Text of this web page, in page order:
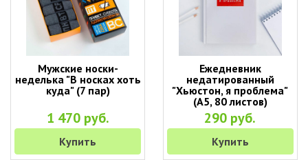
Мужские носки-
неделька "В носках хоть
куда" (7 пар)
1 470 руб.
Купить
Ежедневник
недатированный
"Хьюстон, я проблема"
(А5, 80 листов)
290 руб.
Купить